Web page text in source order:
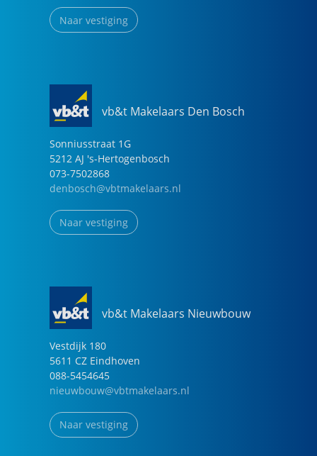
Naar vestiging
vb&t Makelaars Den Bosch
Sonniusstraat 1G
5212 AJ 's-Hertogenbosch
073-7502868
denbosch@vbtmakelaars.nl
Naar vestiging
vb&t Makelaars Nieuwbouw
Vestdijk 180
5611 CZ Eindhoven
088-5454645
nieuwbouw@vbtmakelaars.nl
Naar vestiging